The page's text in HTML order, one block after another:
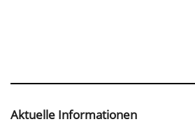
Aktuelle Informationen